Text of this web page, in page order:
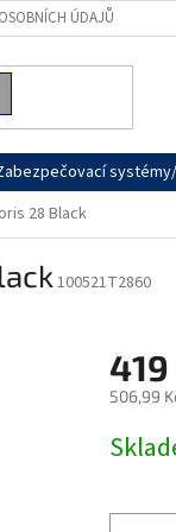
ÚDAJŮ
28 Black
100521T2860
419
506,99
cena: